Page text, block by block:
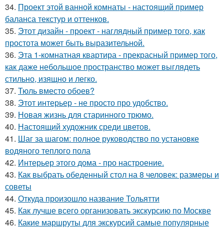
34. Проект этой ванной комнаты - настоящий пример
баланса текстур и оттенков.
35. Этот дизайн - проект - наглядный пример того, как
простота может быть выразительной.
36. Эта 1-комнатная квартира - прекрасный пример того,
как даже небольшое пространство может выглядеть
стильно, изящно и легко.
37. Тюль вместо обоев?
38. Этот интерьер - не просто про удобство.
39. Новая жизнь для старинного трюмо.
40. Настоящий художник среди цветов.
41. Шаг за шагом: полное руководство по установке
водяного теплого пола
42. Интерьер этого дома - про настроение.
43. Как выбрать обеденный стол на 8 человек: размеры и
советы
44. Откуда произошло название Тольятти
45. Как лучше всего организовать экскурсию по Москве
46. Какие маршруты для экскурсий самые популярные